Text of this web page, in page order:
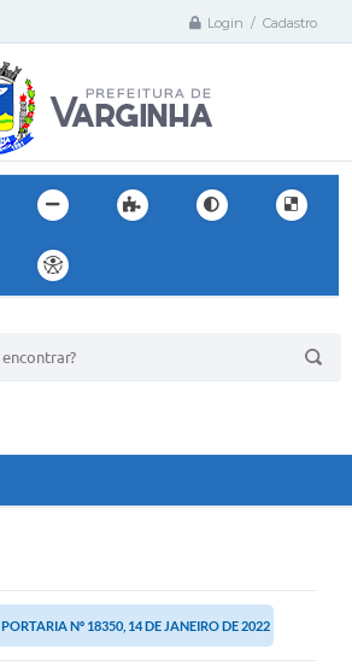
Login / Cadastro
PORTARIA Nº 18350, 14 DE JANEIRO DE 2022